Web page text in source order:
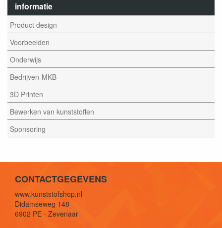
informatie
Product design
Voorbeelden
Onderwijs
Bedrijven-MKB
3D Printen
Bewerken van kunststoffen
Sponsoring
CONTACTGEGEVENS
www.kunststofshop.nl
Didamseweg 148
6902 PE - Zevenaar